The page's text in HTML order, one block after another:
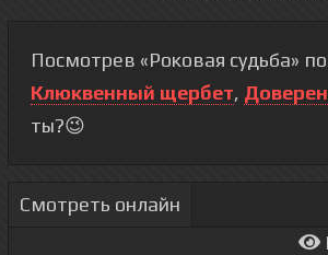
Посмотрев «Роковая судьба»
Клюквенный щербет,
ты?😉
Смотреть онлайн